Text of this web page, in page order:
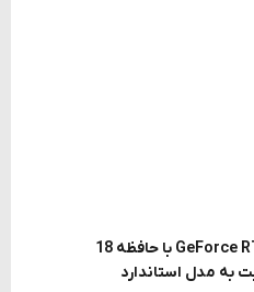
احتمال معرفی GeForce RTX 5070 SUPER با حافظه 18
به مدل استاندارد